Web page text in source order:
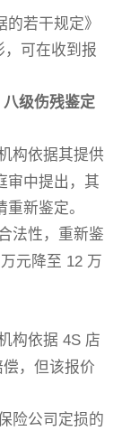
若干规定》
，可在收到报
级伤残鉴定
构依据其提供
审中提出，其
新鉴定。
法性，重新鉴
元降至 12 万
构依据 4S 店
，但该报价
险公司定损的